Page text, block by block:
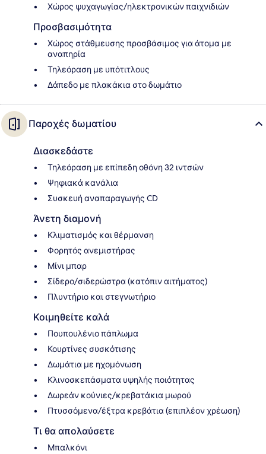
Χώρος ψυχαγωγίας/ηλεκτρονικών παιχνιδιών
Προσβασιμότητα
Χώρος στάθμευσης προσβάσιμος για άτομα με
αναπηρία
Τηλεόραση με υπότιτλους
Δάπεδο με πλακάκια στο δωμάτιο
Παροχές δωματίου
Διασκεδάστε
Τηλεόραση με επίπεδη οθόνη 32 ιντσών
Ψηφιακά κανάλια
Συσκευή αναπαραγωγής CD
Άνετη διαμονή
Κλιματισμός και θέρμανση
Φορητός ανεμιστήρας
Μίνι μπαρ
Σίδερο/σιδερώστρα (κατόπιν αιτήματος)
Πλυντήριο και στεγνωτήριο
Κοιμηθείτε καλά
Πουπουλένιο πάπλωμα
Κουρτίνες συσκότισης
Δωμάτια με ηχομόνωση
Κλινοσκεπάσματα υψηλής ποιότητας
Δωρεάν κούνιες/κρεβατάκια μωρού
Πτυσσόμενα/έξτρα κρεβάτια (επιπλέον χρέωση)
Τι θα απολαύσετε
Μπαλκόνι